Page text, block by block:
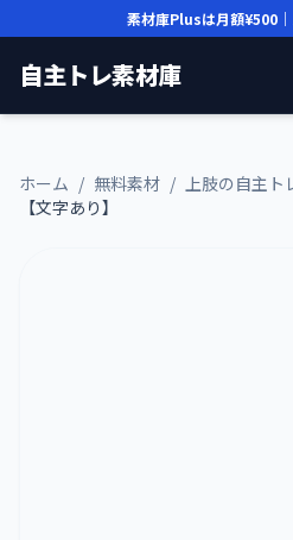
素材庫Plusは月額¥500
自主トレ素材庫
ホーム / 無料素材 / 上肢の自主ト
【文字あり】